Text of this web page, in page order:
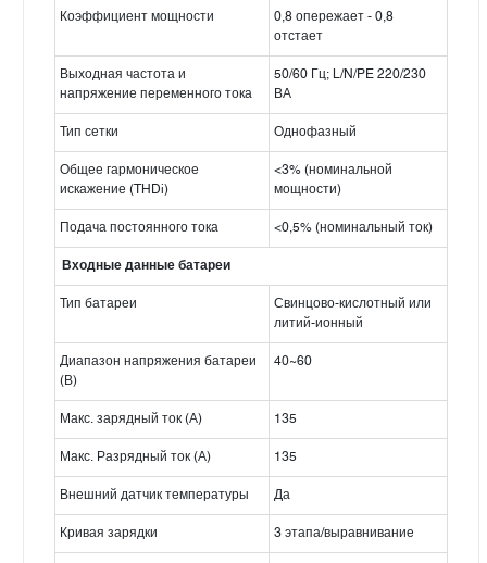
Коэффициент мощности
0,8 опережает - 0,8
отстает
Выходная частота и
напряжение переменного тока
50/60 Гц; L/N/PE 220/230
ВА
Тип сетки Однофазный
Общее гармоническое
искажение (THDi)
<3% (номинальной
мощности)
Подача постоянного тока <0,5% (номинальный ток)
Входные данные батареи
Тип батареи
Свинцово-кислотный или
литий-ионный
Диапазон напряжения батареи
(В)
40~60
Макс. зарядный ток (А) 135
Макс. Разрядный ток (А) 135
Внешний датчик температуры Да
Кривая зарядки 3 этапа/выравнивание